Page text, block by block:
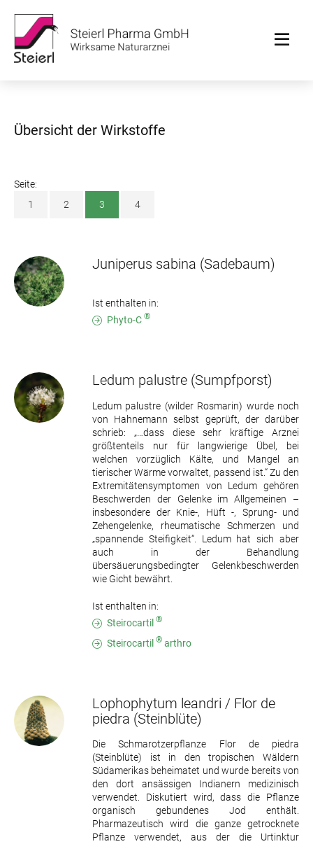
Übersicht der Wirkstoffe
Seite:
1
2 3 4
Juniperus sabina (Sadebaum)
Ist enthalten in:
Phyto-C ®
Ledum palustre (Sumpfporst)
Ledum palustre (wilder Rosmarin) wurde noch
von Hahnemann selbst geprüft, der darüber
schrieb: „…dass diese sehr kräftige Arznei
größtenteils nur für langwierige Übel, bei
welchen vorzüglich Kälte, und Mangel an
tierischer Wärme vorwaltet, passend ist.“ Zu den
Extremitätensymptomen von Ledum gehören
Beschwerden der Gelenke im Allgemeinen –
insbesondere der Knie-, Hüft -, Sprung- und
Zehengelenke, rheumatische Schmerzen und
„spannende Steifigkeit“. Ledum hat sich aber
auch in der Behandlung
übersäuerungsbedingter Gelenkbeschwerden
wie Gicht bewährt.
Ist enthalten in:
Steirocartil ®
Steirocartil ® arthro
Lophophytum leandri / Flor de
piedra (Steinblüte)
Die Schmarotzerpflanze Flor de piedra
(Steinblüte) ist in den tropischen Wäldern
Südamerikas beheimatet und wurde bereits von
den dort ansässigen Indianern medizinisch
verwendet. Diskutiert wird, dass die Pflanze
organisch gebundenes Jod enthält.
Pharmazeutisch wird die ganze getrocknete
Pflanze verwendet, aus der die Urtinktur